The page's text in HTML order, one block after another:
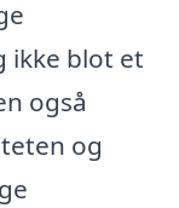
ikke blot et
også
og